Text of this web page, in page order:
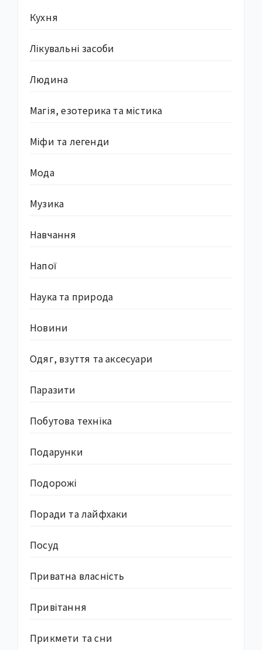
Кухня
Лікувальні засоби
Людина
Магія, езотерика та містика
Міфи та легенди
Мода
Музика
Навчання
Напої
Наука та природа
Новини
Одяг, взуття та аксесуари
Паразити
Побутова техніка
Подарунки
Подорожі
Поради та лайфхаки
Посуд
Приватна власність
Привітання
Прикмети та сни